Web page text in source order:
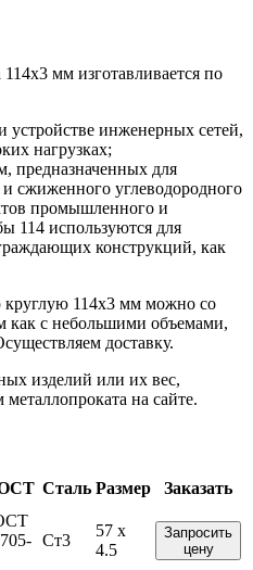
мм изготавливается по
устройстве инженерных сетей,
нагрузках;
предназначенных для
сжиженного углеводородного
промышленного и
114 используются для
конструкций, как
круглую 114х3 мм можно со
как с небольшими объемами,
доставку.
изделий или их вес,
металлопроката на сайте.
Сталь Размер
Заказать
Ст3
57 x
4.5
Запросить
цену